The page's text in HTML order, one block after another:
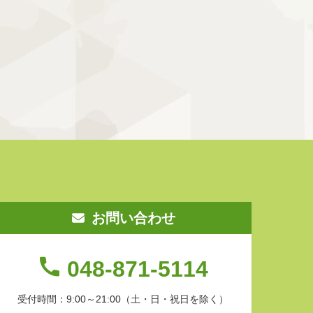
お問い合わせ
048-871-5114
受付時間：9:00～21:00 （土・日・祝日を除く）